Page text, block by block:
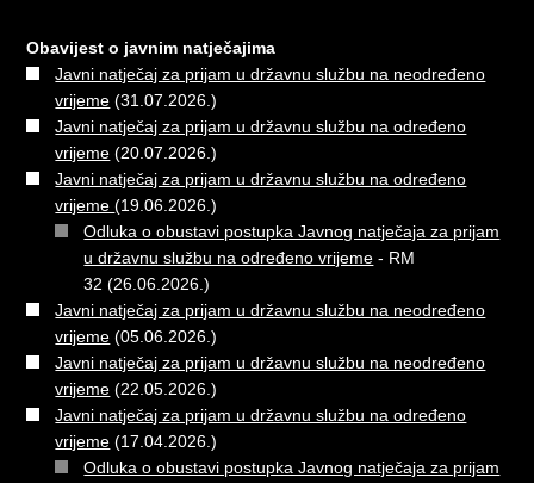
Obavijest o javnim natječajima
Javni natječaj za prijam u državnu službu na neodređeno
vrijeme (31.07.2026.)
Javni natječaj za prijam u državnu službu na određeno
vrijeme (20.07.2026.)
Javni natječaj za prijam u državnu službu na određeno
vrijeme(19.06.2026.)
Odluka o obustavi postupka Javnog natječaja za prijam
u državnu službu na određeno vrijeme - RM
32 (26.06.2026.)
Javni natječaj za prijam u državnu službu na neodređeno
vrijeme (05.06.2026.)
Javni natječaj za prijam u državnu službu na neodređeno
vrijeme (22.05.2026.)
Javni natječaj za prijam u državnu službu na određeno
vrijeme (17.04.2026.)
Odluka o obustavi postupka Javnog natječaja za prijam